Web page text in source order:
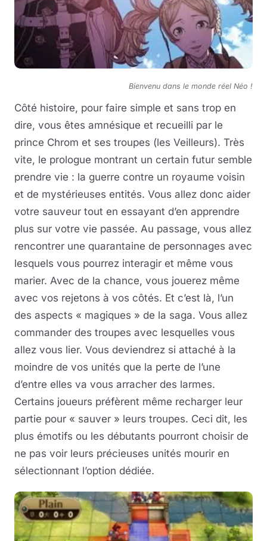
Bienvenu dans le monde réel Néo !
Côté histoire, pour faire simple et sans trop en
dire, vous êtes amnésique et recueilli par le
prince Chrom et ses troupes (les Veilleurs). Très
vite, le prologue montrant un certain futur semble
prendre vie : la guerre contre un royaume voisin
et de mystérieuses entités. Vous allez donc aider
votre sauveur tout en essayant d’en apprendre
plus sur votre vie passée. Au passage, vous allez
rencontrer une quarantaine de personnages avec
lesquels vous pourrez interagir et même vous
marier. Avec de la chance, vous jouerez même
avec vos rejetons à vos côtés. Et c’est là, l’un
des aspects « magiques » de la saga. Vous allez
commander des troupes avec lesquelles vous
allez vous lier. Vous deviendrez si attaché à la
moindre de vos unités que la perte de l’une
d’entre elles va vous arracher des larmes.
Certains joueurs préfèrent même recharger leur
partie pour « sauver » leurs troupes. Ceci dit, les
plus émotifs ou les débutants pourront choisir de
ne pas voir leurs précieuses unités mourir en
sélectionnant l’option dédiée.